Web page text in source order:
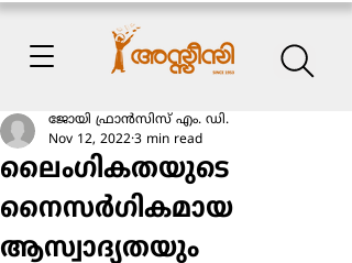
ലൈംഗികതയുടെ
നൈസര്‍ഗികമായ
ആസ്വാദ്യതയും
ജോയി ഫ്രാന്‍സിസ് എം. ഡി.
Nov 12, 2022 3 min read